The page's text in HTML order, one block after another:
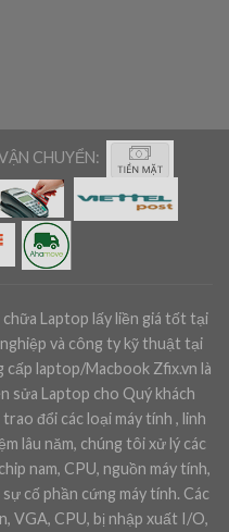
CHUYỂN:
Laptop lấy liền giá tốt tại
và công ty kỹ thuật tại
cấp laptop/Macbook Zfix.vn là
sửa Laptop cho Quý khách
trao đổi các loại máy tính , linh
lâu năm, chúng tôi xử lý các
nam, CPU, nguồn máy tính,
cố phần cứng máy tính. Các
VGA, CPU, bị nhập xuất I/O,